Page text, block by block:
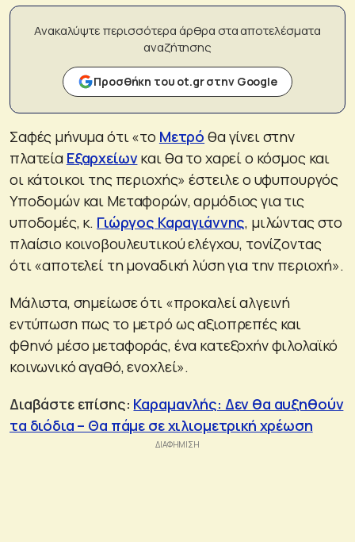
Ανακαλύψτε περισσότερα άρθρα στα αποτελέσματα
αναζήτησης
Προσθήκη του ot.gr στην Google
Σαφές μήνυμα ότι «το Μετρό θα γίνει στην
πλατεία Εξαρχείωνκαι θα το χαρεί ο κόσμος και
οι κάτοικοι της περιοχής» έστειλε ο υφυπουργός
Υποδομών και Μεταφορών, αρμόδιος για τις
υποδομές, κ. Γιώργος Καραγιάννης, μιλώντας στο
πλαίσιο κοινοβουλευτικού ελέγχου, τονίζοντας
ότι «αποτελεί τη μοναδική λύση για την περιοχή».
Μάλιστα, σημείωσε ότι «προκαλεί αλγεινή
εντύπωση πως το μετρό ως αξιοπρεπές και
φθηνό μέσο μεταφοράς, ένα κατεξοχήν φιλολαϊκό
κοινωνικό αγαθό, ενοχλεί».
Διαβάστε επίσης: Καραμανλής: Δεν θα αυξηθούν
τα διόδια – Θα πάμε σε χιλιομετρική χρέωση